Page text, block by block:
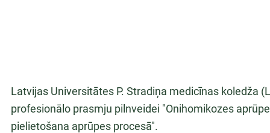
Latvijas Universitātes P. Stradiņa medicīnas koledža
profesionālo prasmju pilnveidei "Onihomikozes
pielietošana aprūpes procesā".